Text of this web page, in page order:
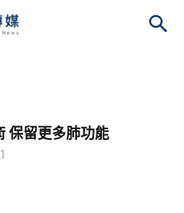
保留更多肺功能